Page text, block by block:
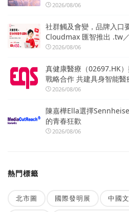
2026/08/06
社群觸及會變，品牌入口
Cloudmax 匯智推出 .tw
2026/08/06
真健康醫療（02697.HK
戰略合作 共建具身智能醫
2026/08/06
陳嘉樺Ella選擇
的青春狂歡
2026/08/06
熱門標籤
北市圖 國際發明展 中國